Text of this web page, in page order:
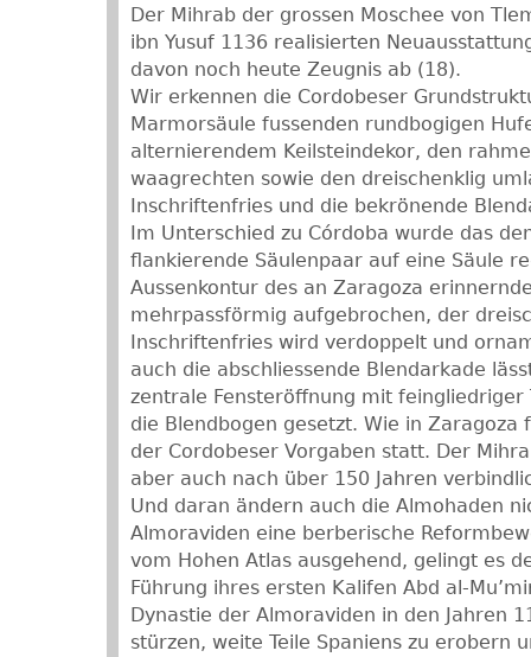
Der Mihrab der grossen Moschee von
ibn Yusuf 1136 realisierten
davon noch heute Zeugnis ab (18).
Wir erkennen die Cordobeser
Marmorsäule fussenden rundbogigen
alternierendem Keilsteindekor, den
waagrechten sowie den dreischenklig
Inschriftenfries und die bekrönende
Im Unterschied zu Córdoba wurde das
flankierende Säulenpaar auf eine Säule
Aussenkontur des an Zaragoza
mehrpassförmig aufgebrochen, der
Inschriftenfries wird verdoppelt und
auch die abschliessende Blendarkade
zentrale Fensteröffnung mit feingliedriger
die Blendbogen gesetzt. Wie in Zaragoza
der Cordobeser Vorgaben statt. Der
aber auch nach über 150 Jahren
Und daran ändern auch die Almohaden
Almoraviden eine berberische
vom Hohen Atlas ausgehend, gelingt es
Führung ihres ersten Kalifen Abd al-
Dynastie der Almoraviden in den Jahren
stürzen, weite Teile Spaniens zu erobern